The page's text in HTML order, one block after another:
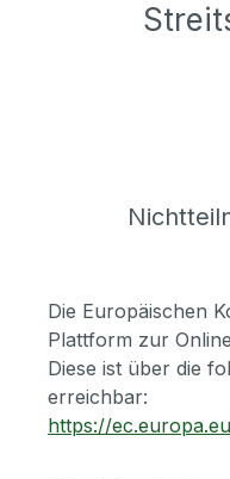
Die Europäischen
Plattform zur
Diese ist über die
erreichbar:
https://